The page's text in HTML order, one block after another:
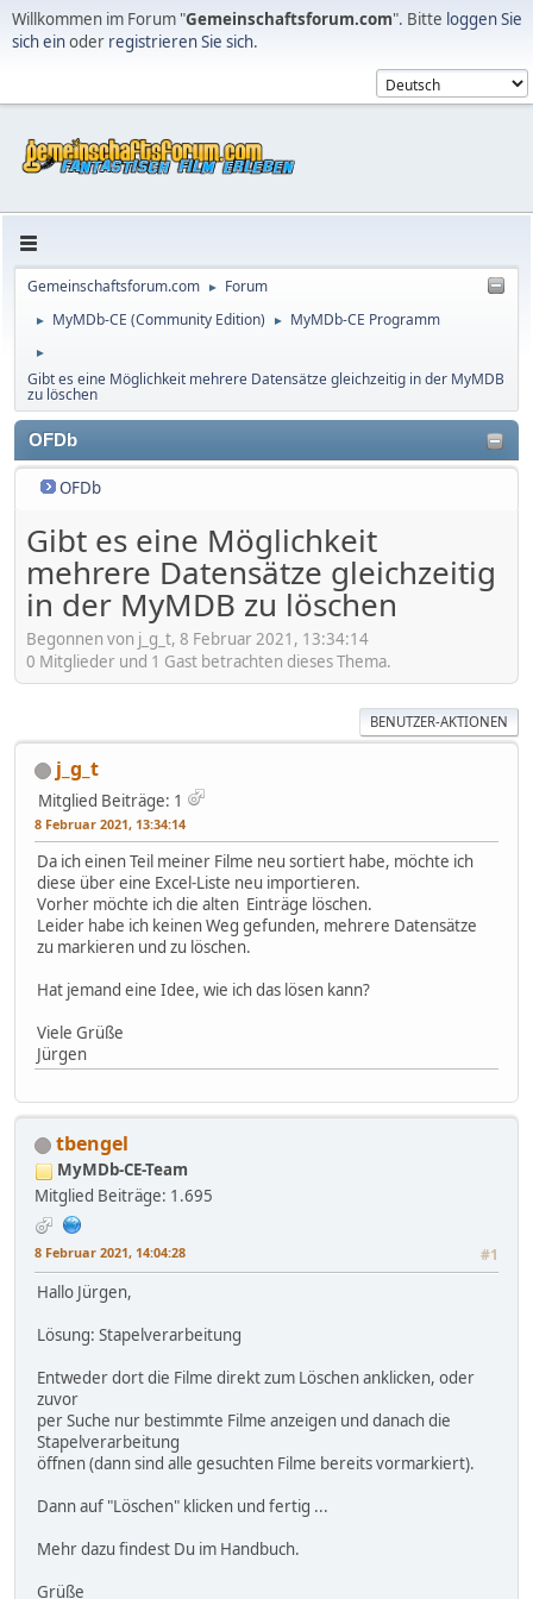
Willkommen im Forum "Gemeinschaftsforum.com". Bitte loggen Sie
sich einoder registrieren Sie sich.
Gemeinschaftsforum.com ► Forum
► MyMDb-CE (Community Edition) ► MyMDb-CE Programm
►
Gibt es eine Möglichkeit mehrere Datensätze gleichzeitig in der MyMDB
zu löschen
OFDb
OFDb
Gibt es eine Möglichkeit
mehrere Datensätze gleichzeitig
in der MyMDB zu löschen
Begonnen von j_g_t, 8 Februar 2021, 13:34:14
0 Mitglieder und 1 Gast betrachten dieses Thema.
BENUTZER-AKTIONEN
j_g_t
Mitglied Beiträge: 1
8 Februar 2021, 13:34:14
Da ich einen Teil meiner Filme neu sortiert habe, möchte ich
diese über eine Excel-Liste neu importieren.
Vorher möchte ich die alten Einträge löschen.
Leider habe ich keinen Weg gefunden, mehrere Datensätze
zu markieren und zu löschen.
Hat jemand eine Idee, wie ich das lösen kann?
Viele Grüße
Jürgen
tbengel
MyMDb-CE-Team
Mitglied Beiträge: 1.695
8 Februar 2021, 14:04:28 #1
Hallo Jürgen,
Lösung: Stapelverarbeitung
Entweder dort die Filme direkt zum Löschen anklicken, oder
zuvor
per Suche nur bestimmte Filme anzeigen und danach die
Stapelverarbeitung
öffnen (dann sind alle gesuchten Filme bereits vormarkiert).
Dann auf "Löschen" klicken und fertig ...
Mehr dazu findest Du im Handbuch.
Grüße